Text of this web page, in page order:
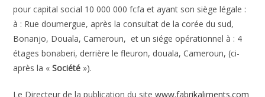
pour capital social 10 000 000 fcfa et ayant son siège légale :
à : Rue doumergue, après la consultat de la corée du sud,
Bonanjo, Douala, Cameroun, et un siége opérationnel à : 4
étages bonaberi, derrière le fleuron, douala, Cameroun, (ci-
après la «Société »).
Le Directeur de la publication du sitewww.fabrikaliments.com